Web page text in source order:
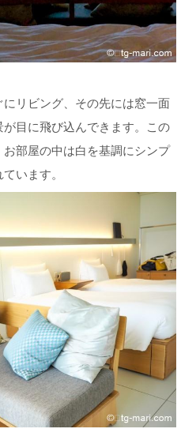
リビング、その先には窓一面
目に飛び込んできます。この
部屋の中は白を基調にシンプ
います。